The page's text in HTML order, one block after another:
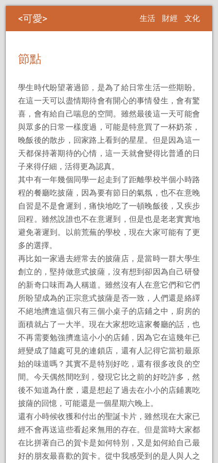
可愛 生活 財經 文化
節點
學生時代盼望著過節，是為了給日常生活一些期盼。
在這一天可以盡情期待會有開心的事情發生，會有驚
喜，會有給自己喘息的空間。雖然最後這一天可能會
與眾多的日常一樣度過，可能是特意買了一杯奶茶，
晚飯後的散步，回家路上看到的星星。但是因為這一
天都保持著期待的心情，這一天就會變得比普通的日
子來得仔細，活得更為認真。
其中有一年幾個同學一起走到了距離學校半個小時路
程的餐廳吃披薩，因為要有節日的氣氛，也不在意晚
自習是不是會遲到，痛快地吃了一頓晚飯後，又疾步
回程。雖然說誰也不在意遲到，但是也是老老實實地
避免著遲到。以前荒蕪的學校，現在大家可能有了更
多的選擇。
再比如一家過去經常去的披薩店，是當時一群大學生
創立的，堅持做意式披薩，沒有想到卻因為自己研發
的新奇口味而為人稱道。雖然沒有人在意它們和它們
所盼望成為的正宗意式披薩是否一致，人們還是絡繹
不絕地擠進這個只有三個小桌子的店鋪之中，廚房的
面積就占了一大半。現在大家想吃這家餐廳的話，也
不再需要勉強擠進這小小的店鋪，因為它在這幾年已
經變成了隨處可見的連鎖店，還有人記得它當初最原
始的味道嗎？其實不是特別好吃，還有很多改良的空
間。今天偶然間吃到，發現它比之前的好吃許多，然
後不知道為什麽，還是想起了過去在小小的店鋪裏吃
披薩的回憶，可能還是一個星期六晚上。
還有小時候收獲和付出的聖誕卡片，雖然現在大家已
經不會再送這些看起來無用的存在。但是當時大家都
在比拼著自己的賀卡是如何特別，又是如何給自己最
好的朋友最喜歡的賀卡。從中我感受到的是人與人之